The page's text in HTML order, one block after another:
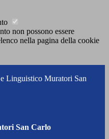
non possono essere
nella pagina della cookie
Linguistico Muratori San
San Carlo